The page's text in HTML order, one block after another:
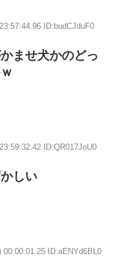
ID:budCJduF0
ませ犬かのどっ
ID:QR017JoU0
しい
00:00:01.25 ID:aENYd6BL0